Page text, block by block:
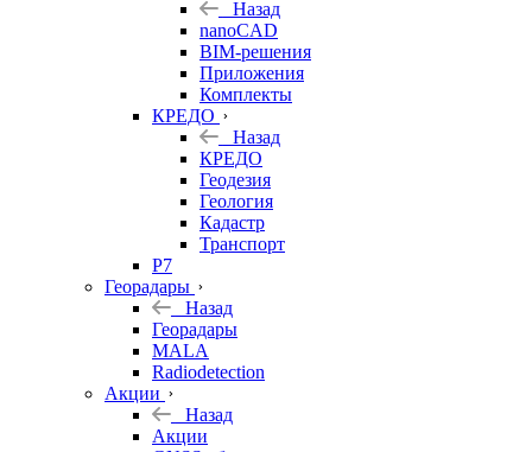
Назад
nanoCAD
BIM-решения
Приложения
Комплекты
КРЕДО
Назад
КРЕДО
Геодезия
Геология
Кадастр
Транспорт
Р7
Георадары
Назад
Георадары
MALA
Radiodetection
Акции
Назад
Акции